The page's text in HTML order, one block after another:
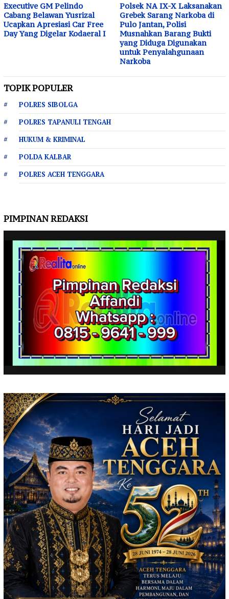
Executive GM Pelindo
Cabang Belawan Yusrizal
Ucapkan Apresiasi Car Free
Day Yang Digelar Kodaeral I
Polsek NA IX-X Laksanakan
Grebek Sarang Narkoba di
Pulo Jantan, Polisi
Musnahkan Barang Bukti
yang Diduga Digunakan
untuk Penyalahgunaan
Narkoba
TOPIK POPULER
POLRES SIBOLGA
POLRES TAPANULI TENGAH
HUKUM & KRIMINAL
POLDA KALBAR
POLRES ACEH TENGGARA
PIMPINAN REDAKSI